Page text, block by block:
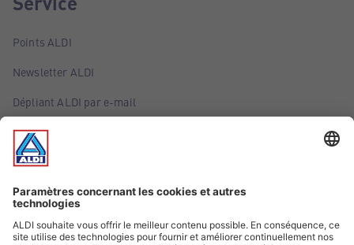
Points ALDI
Newsletter ALDI
Dépliant ALDI par e-mail
Offres
Infos essentielles
Suivez ALDI Belgique